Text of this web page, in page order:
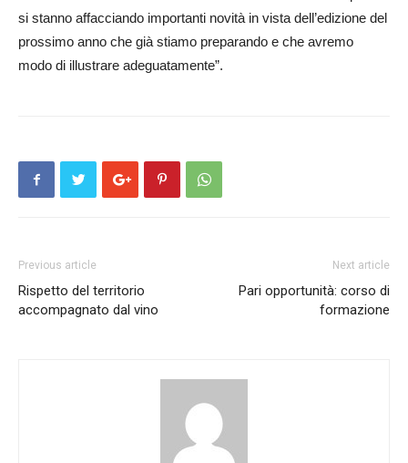
si stanno affacciando importanti novità in vista dell’edizione del
prossimo anno che già stiamo preparando e che avremo
modo di illustrare adeguatamente”.
Previous article
Rispetto del territorio
accompagnato dal vino
Next article
Pari opportunità: corso di
formazione